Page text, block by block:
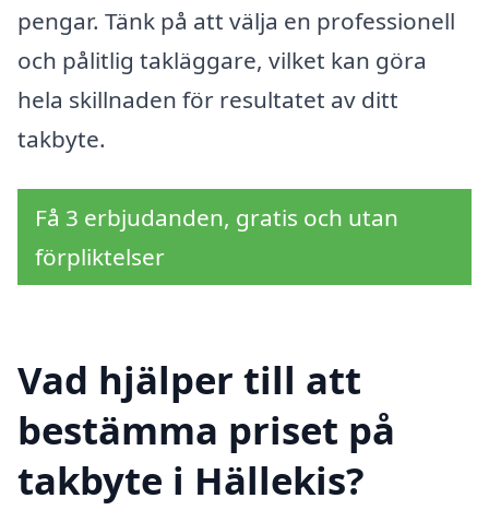
pengar. Tänk på att välja en professionell
och pålitlig takläggare, vilket kan göra
hela skillnaden för resultatet av ditt
takbyte.
Få 3 erbjudanden, gratis och utan
förpliktelser
Vad hjälper till att
bestämma priset på
takbyte i Hällekis?